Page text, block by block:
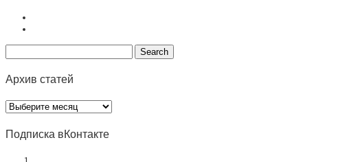
Архив статей
Архив
статей
Подписка вКонтакте